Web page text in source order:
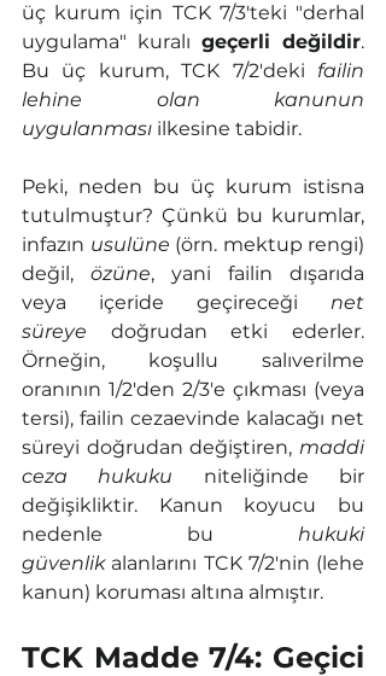
üç kurum için TCK 7/3'teki "derhal
uygulama" kuralı geçerli değildir.
Bu üç kurum, TCK 7/2'deki failin
lehine olan kanunun
uygulanması ilkesine tabidir.
Peki, neden bu üç kurum istisna
tutulmuştur? Çünkü bu kurumlar,
infazın usulüne (örn. mektup rengi)
değil, özüne, yani failin dışarıda
veya içeride geçireceği net
süreye doğrudan etki ederler.
Örneğin, koşullu salıverilme
oranının 1/2'den 2/3'e çıkması (veya
tersi), failin cezaevinde kalacağı net
süreyi doğrudan değiştiren, maddi
ceza hukuku niteliğinde bir
değişikliktir. Kanun koyucu bu
nedenle bu hukuki
güvenlik alanlarını TCK 7/2'nin (lehe
kanun) koruması altına almıştır.
TCK Madde 7/4: Geçici